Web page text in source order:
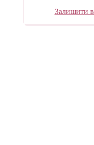
Залишити